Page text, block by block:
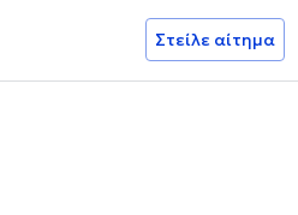
Στείλε αίτημα